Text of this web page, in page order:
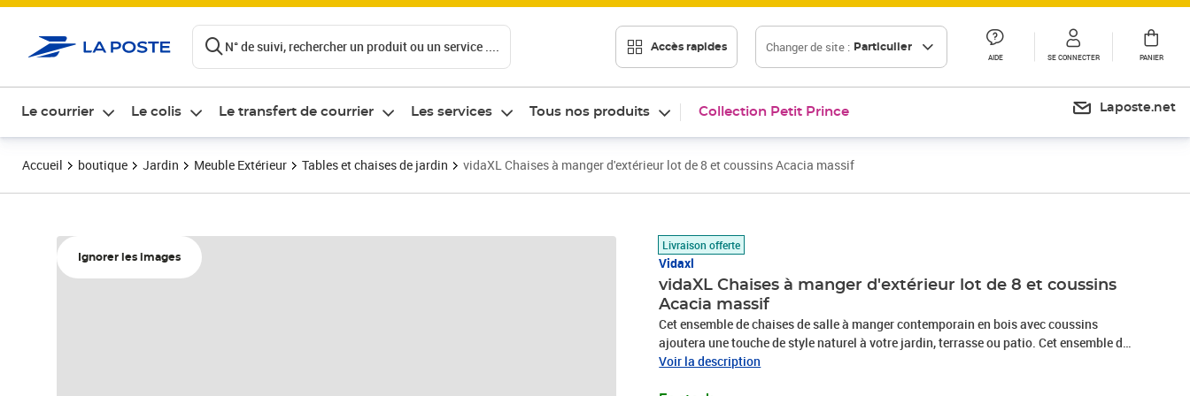
N° de suivi, rechercher un produit ou un service .... Accès rapides Changer de site : Particulier
AIDE SE CONNECTER PANIER
Le courrier Le colis Le transfert de courrier Les services Tous nos produits Collection Petit Prince Laposte.net
Accueil boutique Jardin Meuble Extérieur Tables et chaises de jardin vidaXL Chaises à manger d'extérieur lot de 8 et coussins Acacia massif
Ignorer les images
Livraison offerte
Vidaxl
vidaXL Chaises à manger d'extérieur lot de 8 et coussins
Acacia massif
Cet ensemble de chaises de salle à manger contemporain en bois avec coussins
ajoutera une touche de style naturel à votre jardin, terrasse ou patio. Cet ensemble de
chaises en bois sera un excellent choix pour les repas en plein air. Ces chaises de
Voir la description
Prix 481,89€